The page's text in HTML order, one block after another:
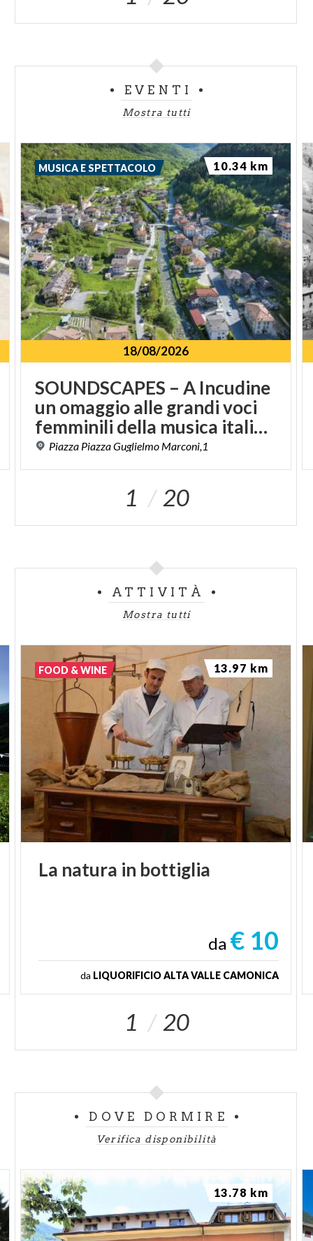
EVENTI
Mostra tutti
18/08/2026
SOUNDSCAPES – A Incudine
un omaggio alle grandi voci
femminili della musica italiana
Piazza PiazzaGuglielmo Marconi,1
MUSICA E SPETTACOLO 10.34 km
1 20
ATTIVITÀ
Mostra tutti
La natura in bottiglia
da € 10
da LIQUORIFICIO ALTA VALLE CAMONICA
FOOD & WINE 13.97 km
1 20
DOVE DORMIRE
Verifica disponibilità
13.78 km